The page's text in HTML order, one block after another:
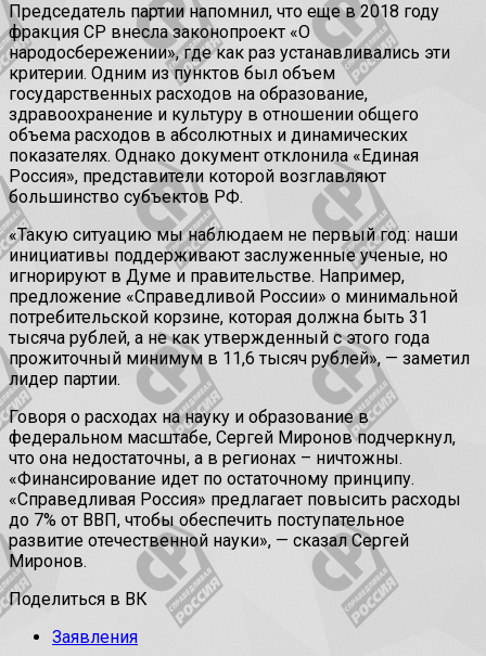
Председатель партии напомнил, что еще в 2018 году
фракция СР внесла законопроект «О
народосбережении», где как раз устанавливались эти
критерии. Одним из пунктов был объем
государственных расходов на образование,
здравоохранение и культуру в отношении общего
объема расходов в абсолютных и динамических
показателях. Однако документ отклонила «Единая
Россия», представители которой возглавляют
большинство субъектов РФ.
«Такую ситуацию мы наблюдаем не первый год: наши
инициативы поддерживают заслуженные ученые, но
игнорируют в Думе и правительстве. Например,
предложение «Справедливой России» о минимальной
потребительской корзине, которая должна быть 31
тысяча рублей, а не как утвержденный с этого года
прожиточный минимум в 11,6 тысяч рублей», — заметил
лидер партии.
Говоря о расходах на науку и образование в
федеральном масштабе, Сергей Миронов подчеркнул,
что она недостаточны, а в регионах – ничтожны.
«Финансирование идет по остаточному принципу.
«Справедливая Россия» предлагает повысить расходы
до 7% от ВВП, чтобы обеспечить поступательное
развитие отечественной науки», — сказал Сергей
Миронов.
Поделиться в ВК
Заявления